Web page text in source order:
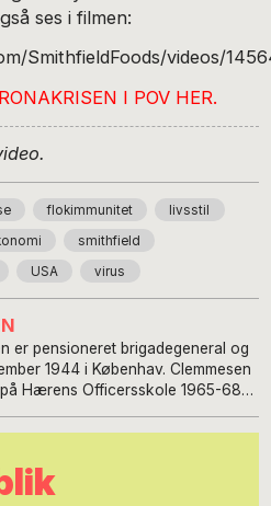
ses i filmen:
SmithfieldFoods/videos/
I POV HER.
flokimmunitet livsstil
smithfield
USA virus
er pensioneret brigadegeneral og
1944 i Københav. Clemmesen
Hærens Officersskole 1965-68
Han gik på pension som
i 1981. I de sidste ti år af sin
med dansk og international